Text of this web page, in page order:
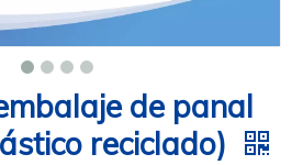
de panal
reciclado)